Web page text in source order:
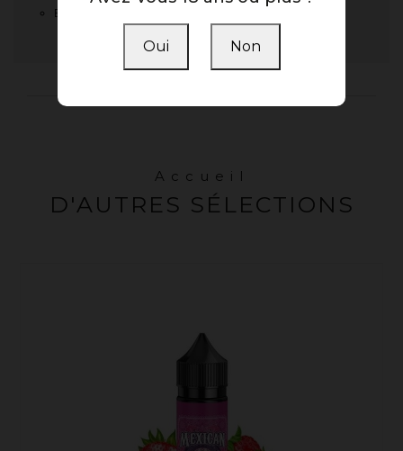
En stock :
Accueil
D'AUTRES SÉLECTIONS
Oui Non